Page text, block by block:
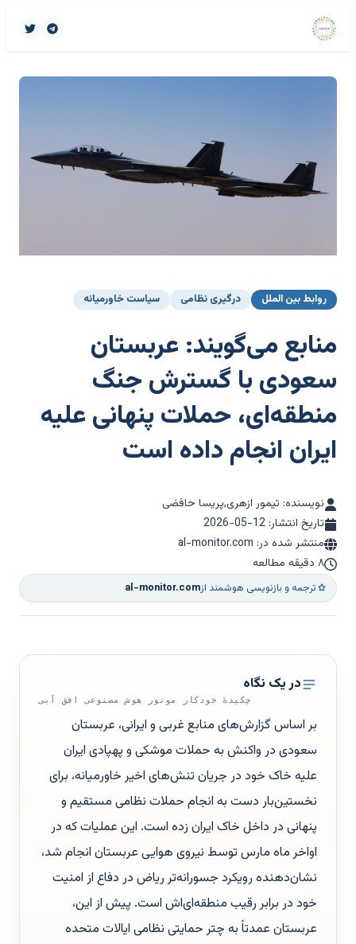
روابط بین الملل درگیری نظامی سیاست خاورمیانه
منابع می‌گویند: عربستان
سعودی با گسترش جنگ
منطقه‌ای، حملات پنهانی علیه
ایران انجام داده است
نویسنده: تیمور ازهری,پریسا حافضی
تاریخ انتشار: 2026-05-12
منتشر شده در: al-monitor.com
۸ دقیقه مطالعه
ترجمه و بازنویسی هوشمند ازal-monitor.com
در یک نگاه
چکیدهٔ خودکار موتور هوش مصنوعی افق آبی
بر اساس گزارش‌های منابع غربی و ایرانی، عربستان
سعودی در واکنش به حملات موشکی و پهپادی ایران
علیه خاک خود در جریان تنش‌های اخیر خاورمیانه، برای
نخستین‌بار دست به انجام حملات نظامی مستقیم و
پنهانی در داخل خاک ایران زده است. این عملیات که در
اواخر ماه مارس توسط نیروی هوایی عربستان انجام شد،
نشان‌دهنده رویکرد جسورانه‌تر ریاض در دفاع از امنیت
خود در برابر رقیب منطقه‌ای‌اش است. پیش از این،
عربستان عمدتاً به چتر حمایتی نظامی ایالات متحده